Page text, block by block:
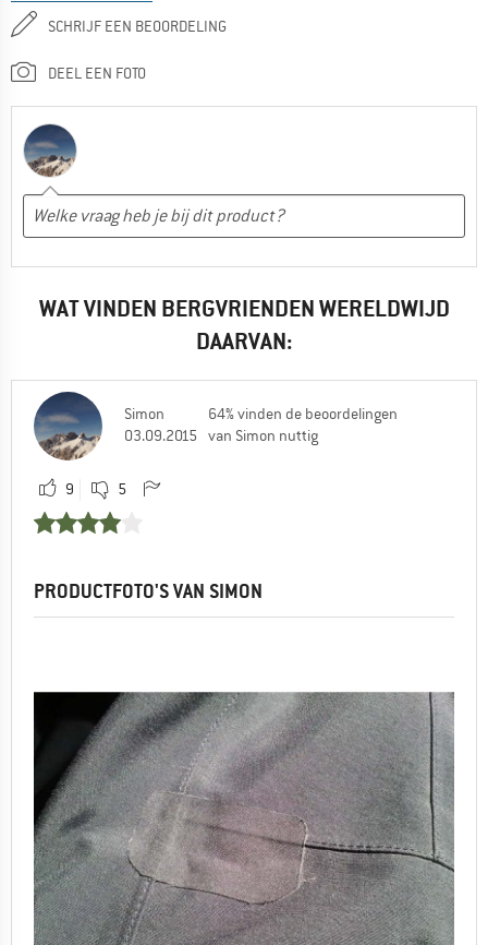
SCHRIJF EEN BEOORDELING
DEEL EEN FOTO
WAT VINDEN BERGVRIENDEN WERELDWIJD
DAARVAN:
Simon
03.09.2015
64% vinden de beoordelingen
van Simon nuttig
9 5
PRODUCTFOTO'S VAN SIMON